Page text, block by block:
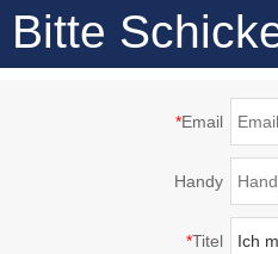
Bitte
*Email
Handy
*Titel